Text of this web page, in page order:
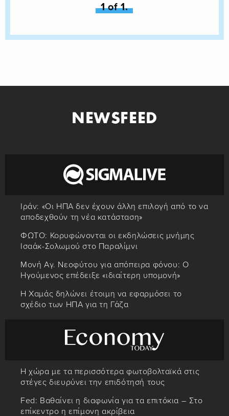
You're on page
1 of 1.
NEWSFEED
Ιράν: «Οι ΗΠΑ δεν έχουν άλλη επιλογή από το να
αποδεχθούν τη νέα κατάσταση»
ΦΩΤΟ: Κορυφώνονται οι εκδηλώσεις μνήμης
Ισαάκ-Σολωμού στο Παραλίμνι
Μονή Αγ. Νεοφύτου για απόπειρα φόνου: Ο
Ηγούμενος επέδειξε «ιδιαίτερη υπομονή»
Η Χαμάς δηλώνει έτοιμη να εφαρμόσει το
σχέδιο των ΗΠΑ για τη Γάζα
Η χώρα με τα περισσότερα φωτοβολταϊκά στις
στέγες διευρύνει την επιδότησή τους
Fed: Βαθαίνει η διαφωνία για τα επιτόκια – Στο
επίκεντρο η επίμονη ακρίβεια